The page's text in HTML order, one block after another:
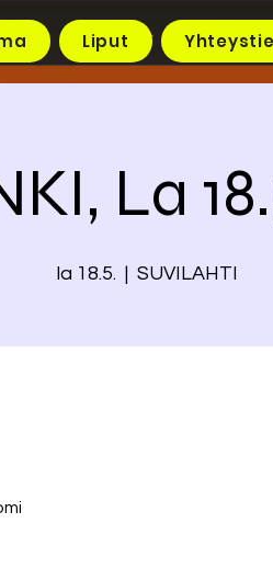
Liput
La
la 18.5.
  |
SUVILAHTI